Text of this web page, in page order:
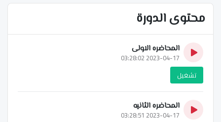
محتوى الدورة
المحاضره الاولى
2023-04-17 03:28:02
تشغيل
المحاضره الثانيه
2023-04-17 03:28:51